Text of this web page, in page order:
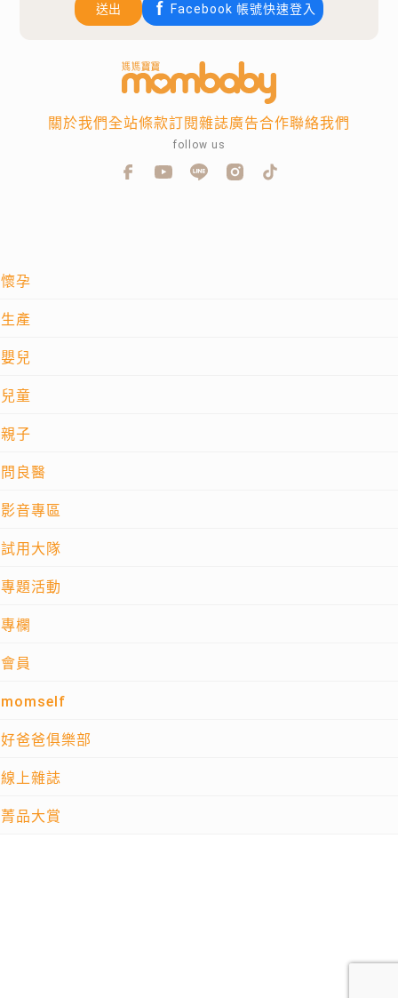
送出 Facebook 帳號快速登入
懷孕
生產
嬰兒
兒童
親子
問良醫
影音專區
試用大隊
專題活動
專欄
會員
momself
好爸爸俱樂部
線上雜誌
菁品大賞
關於我們全站條款訂閱雜誌廣告合作聯絡我們
follow us